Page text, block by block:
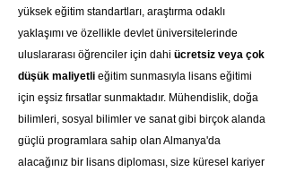
yüksek eğitim standartları, araştırma odaklı
yaklaşımı ve özellikle devlet üniversitelerinde
uluslararası öğrenciler için dahi ücretsiz veya çok
düşük maliyetli eğitim sunmasıyla lisans eğitimi
için eşsiz fırsatlar sunmaktadır. Mühendislik, doğa
bilimleri, sosyal bilimler ve sanat gibi birçok alanda
güçlü programlara sahip olan Almanya'da
alacağınız bir lisans diploması, size küresel kariyer